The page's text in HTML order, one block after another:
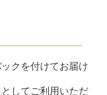
クを付けてお届け
してご利用いただ